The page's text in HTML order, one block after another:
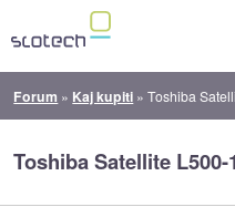
Forum » Kaj kupiti »Toshiba
Toshiba Satellite